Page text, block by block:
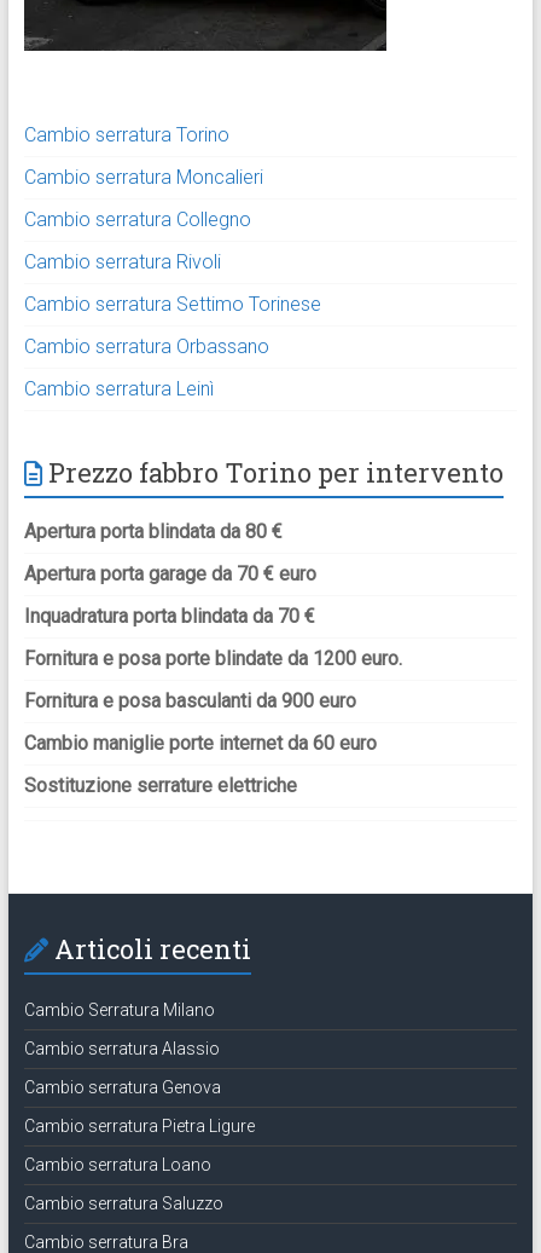
Cambio serratura Torino
Cambio serratura Moncalieri
Cambio serratura Collegno
Cambio serratura Rivoli
Cambio serratura Settimo Torinese
Cambio serratura Orbassano
Cambio serratura Leinì
Prezzo fabbro Torino per intervento
Apertura porta blindata da 80 €
Apertura porta garage da 70 € euro
Inquadratura porta blindata da 70 €
Fornitura e posa porte blindate da 1200 euro.
Fornitura e posa basculanti da 900 euro
Cambio maniglie porte internet da 60 euro
Sostituzione serrature elettriche
Articoli recenti
Cambio Serratura Milano
Cambio serratura Alassio
Cambio serratura Genova
Cambio serratura Pietra Ligure
Cambio serratura Loano
Cambio serratura Saluzzo
Cambio serratura Bra